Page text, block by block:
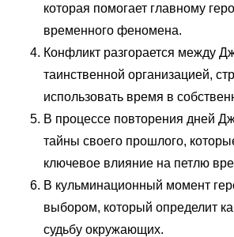
которая помогает главному
временного феномена.
Конфликт разгорается между
таинственной организацией,
использовать время в
В процессе повторения дней
тайны своего прошлого,
ключевое влияние на петлю
В кульминационный момент
выбором, который определит
судьбу окружающих.